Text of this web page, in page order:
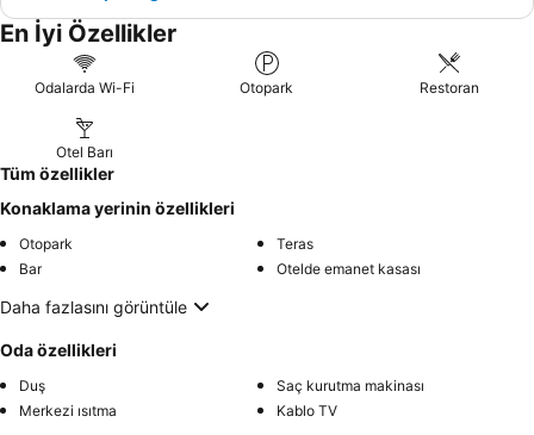
En İyi Özellikler
Odalarda Wi-Fi Otopark Restoran
Otel Barı
Tüm özellikler
Konaklama yerinin özellikleri
Otopark
Teras
Bar
Otelde emanet kasası
Daha fazlasını görüntüle
Oda özellikleri
Duş
Saç kurutma makinası
Merkezi ısıtma
Kablo TV